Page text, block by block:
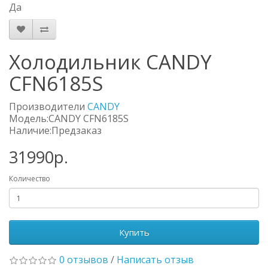
Да
Холодильник CANDY
CFN6185S
Производители CANDY
Модель:CANDY CFN6185S
Наличие:Предзаказ
31990р.
Количество
Купить
0 отзывов / Написать отзыв